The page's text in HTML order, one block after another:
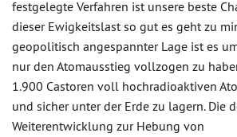
festgelegte Verfahren ist unsere beste
dieser Ewigkeitslast so gut es geht zu
geopolitisch angespannter Lage ist es
nur den Atomausstieg vollzogen zu
1.900 Castoren voll hochradioaktiven
und sicher unter der Erde zu lagern. Die
Weiterentwicklung zur Hebung von